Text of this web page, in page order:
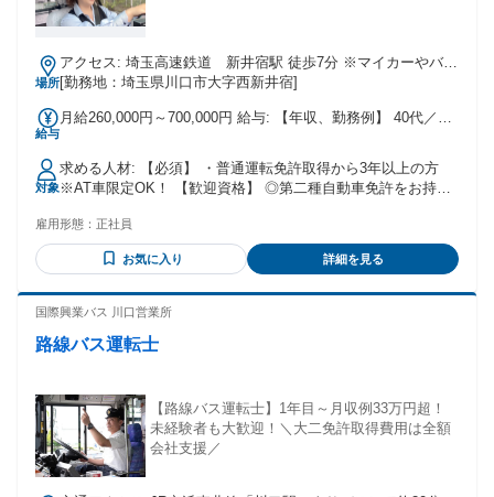
場所
アクセス: 埼玉高速鉄道 新井宿駅 徒歩7分 ※マイカーやバイ
ク等での通勤歓迎！
[勤務地：埼玉県川口市大字西新井宿]
給与
月給260,000円～700,000円 給与: 【年収、勤務例】 40代／入
1年目 18:00～翌03:00勤務 【年収】600万円程度 60代／入社
9年目 09:00～翌02:00勤務 【年収】550万円程度
対象
求める人材: 【必須】 ・普通運転免許取得から3年以上の方
※AT車限定OK！ 【歓迎資格】 ◎第二種自動車免許をお持ち
制されたくない方 ・プライベートも充実されたい方 ・運転が
好きな方 ・安定した所得を求めている方 ・シフトに融通が利
く職場を希望する方 ・ライフスタイル優先思考の方
雇用形態： 正社員
お気に入り 詳細を見る
国際興業バス 川口営業所
路線バス運転士
【路線バス運転士】1年目～月収例33万円超！
未経験者も大歓迎！＼大二免許取得費用は全額
会社支援／